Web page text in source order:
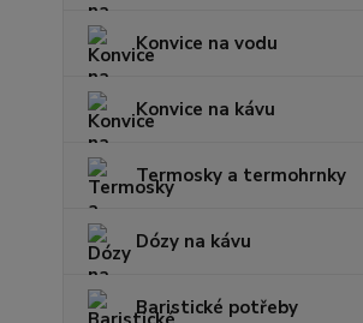
Konvice na vodu
Konvice na kávu
Termosky a termohrnky
Dózy na kávu
Baristické potřeby